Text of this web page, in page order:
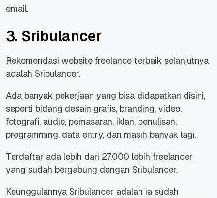
email.
3. Sribulancer
Rekomendasi website freelance terbaik selanjutnya
adalah Sribulancer.
Ada banyak pekerjaan yang bisa didapatkan disini,
seperti bidang desain grafis, branding, video,
fotografi, audio, pemasaran, iklan, penulisan,
programming, data entry, dan masih banyak lagi.
Terdaftar ada lebih dari 27.000 lebih freelancer
yang sudah bergabung dengan Sribulancer.
Keunggulannya Sribulancer adalah ia sudah